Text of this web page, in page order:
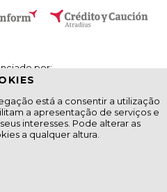
por:
está a consentir a utilização
a apresentação de serviços e
interesses. Pode alterar as
a qualquer altura.